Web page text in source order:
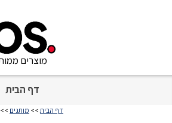
דף הבית
מוצרים
דף הבית >> מותגים >>